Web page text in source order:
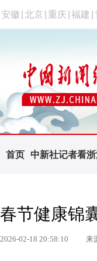
安徽 北京 重庆 福建
首页 中新社记者看
春节健康锦
2026-02-18 20:58:10 来